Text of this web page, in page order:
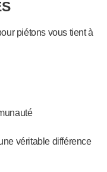
piétons vous tient à
véritable différence